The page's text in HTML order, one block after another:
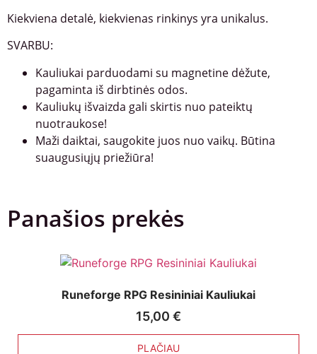
Kiekviena detalė, kiekvienas rinkinys yra unikalus.
SVARBU:
Kauliukai parduodami su magnetine dėžute,
pagaminta iš dirbtinės odos.
Kauliukų išvaizda gali skirtis nuo pateiktų
nuotraukose!
Maži daiktai, saugokite juos nuo vaikų. Būtina
suaugusiųjų priežiūra!
Panašios prekės
Runeforge RPG Resininiai Kauliukai
15,00 €
PLAČIAU